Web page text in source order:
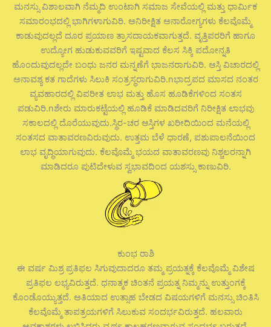
ಮನಸ್ಸು ವಿಶಾಲವಾಗಿ ನೆಮ್ಮದಿ ಉಂಟಾಗಿ ಸಮಾಜ ಸೇವೆಯಲ್ಲಿ ಮತ್ತು ಧಾರ್ಮಿಕ
ಸಮಾರಂಭದಲ್ಲಿ ಭಾಗಿಗಳಾಗುವಿರಿ. ಅನಿರೀಕ್ಷಿತ ಅನಾರೋಗ್ಯಗಳು ಕೆಲವೊಮ್ಮೆ
ಕಾಡುವುದಲ್ಲದೆ ದೂರ ಪ್ರಯಾಣ ತ್ರಾಸದಾಯಕವಾಗುತ್ತದೆ. ವೃತ್ತಿಪರರಿಗೆ ಹಾಗೂ
ಉದ್ಯೋಗ ಹುಡುಕುವವರಿಗೆ ಇಷ್ಟವಾದ ಕೆಲಸ ಸಿಕ್ಕಿ ಪದೋನ್ನತಿ
ಹೊಂದುವುದಲ್ಲದೇ ಬಂಧು ಜನರ ಮನ್ನಣೆಗೆ ಭಾಜನರಾಗುವಿರಿ. ಆಸ್ತಿ ವಿಚಾರದಲ್ಲಿ
ಅನಾವಶ್ಯ ಕತ ಗಾದೆಗಳು ಸಿಲುಕಿ ಸಂತ್ರಸ್ಥರಾಗುವಿರಿ.nಭಾದ್ರಪದ ಮಾಸದ ನಂತರ
ವ್ಯವಹಾರದಲ್ಲಿ ವಿಪರೀತ ಲಾಭ ಮತ್ತು ಹೊಸ ಹೂಡಿಕೆಗಳಿಂದ ಸಂತಸ
ಪಡುವಿರಿ.nಶೇರು ಮಾರುಕಟ್ಟೆಯಲ್ಲಿ ಹೂಡಿಕೆ ಮಾಡಿದವರಿಗೆ ನಿರೀಕ್ಷಿತ ಲಾಭವು
ಸಕಾಲದಲ್ಲಿ ದೊರೆಯುವುದು.ಸ್ಥಿರ-ಚರ ಆಸ್ತಿಗಳ ಖರೀದಿಯಿಂದ ಮನೆಯಲ್ಲಿ
ಸಂತಸದ ವಾತಾವರಣವಿರುವುದು. ಉತ್ತಮ ಬೆಳೆ ಧಾರಣೆ, ಪಶುಪಾಲನೆಯಿಂದ
ಲಾಭ ವೃದ್ಧಿಯಾಗುವುದು. ಕೆಲವೊಮ್ಮೆ ಭಯದ ವಾತಾವರಣವು ನಿಶ್ಚಲರನ್ನಾಗಿ
ಮಾಡಿದರೂ ಪುಟಿದೇಳುವ ಸ್ವಭಾವದಿಂದ ಯಶಸ್ಸು ಕಾಣುವಿರಿ.
ಕುಂಭ ರಾಶಿ
ಈ ವರ್ಷ ಮಿಶ್ರ ಪ್ರತಿಫಲ ಸಿಗುವುದಾದರೂ ತಮ್ಮ ಪ್ರಯತ್ನಕ್ಕೆ ಕೆಲವೊಮ್ಮೆ ವಿಶೇಷ
ಪ್ರತಿಫಲ ಲಭ್ಯವಿರುತ್ತದೆ. ಧನಾತ್ಮಕ ಚಿಂತನೆ ಪ್ರಯತ್ನ ನಿಮ್ಮನ್ನು ಉತ್ತುಂಗಕ್ಕೆ
ಕೊಂಡೊಯ್ಯುತ್ತದೆ. ಅತಿಯಾದ ಉತ್ಸಾಹ ಬೇಡದ ವಿಷಯಗಳಿಗೆ ಮನಸ್ಸು ಚಿಂತಿಸಿ
ಕೆಲವೊಮ್ಮೆ ತಾಪತ್ರಯಗಳಿಗೆ ಸಿಲುಕುವ ಸಂದರ್ಭವಿರುತ್ತದೆ. ಹಲವಾರು